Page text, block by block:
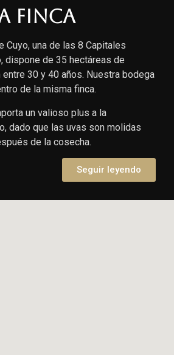
finca
Cuyo, una de las 8 Capitales
dispone de 35 hectáreas de
30 y 40 años. Nuestra bodega
de la misma finca.
un valioso plus a la
dado que las uvas son molidas
de la cosecha.
Seguir leyendo